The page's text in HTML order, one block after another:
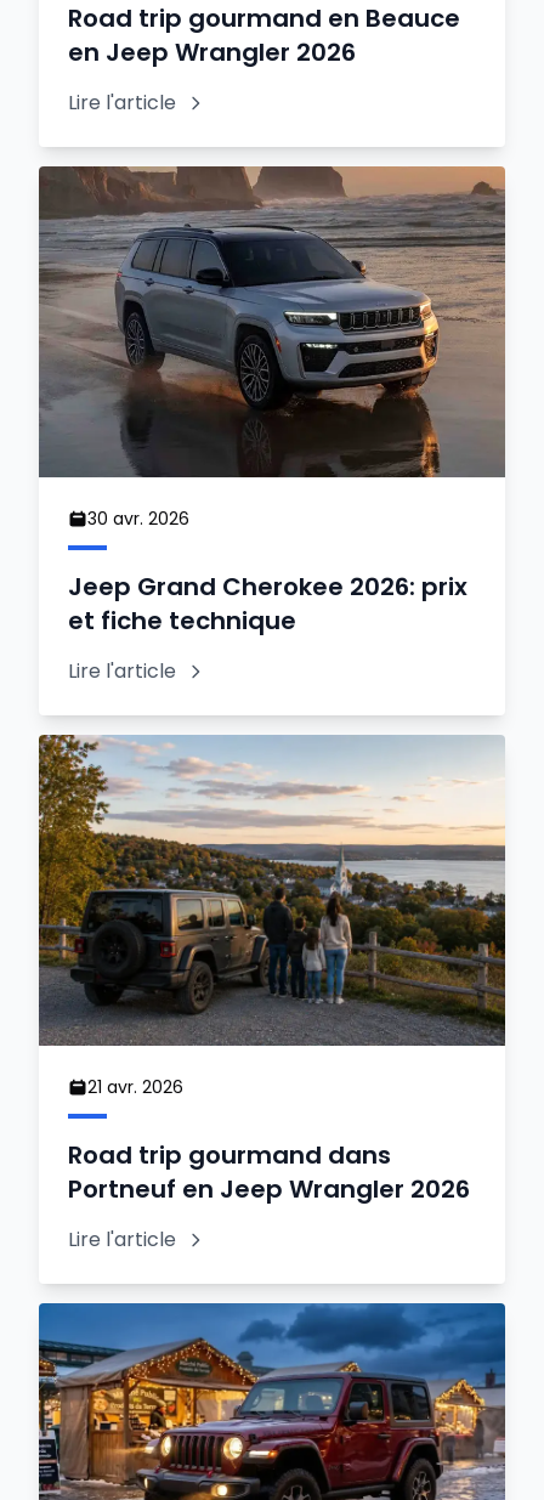
Road trip gourmand en Beauce
en Jeep Wrangler 2026
Lire l'article
30 avr. 2026
Jeep Grand Cherokee 2026: prix
et fiche technique
Lire l'article
21 avr. 2026
Road trip gourmand dans
Portneuf en Jeep Wrangler 2026
Lire l'article